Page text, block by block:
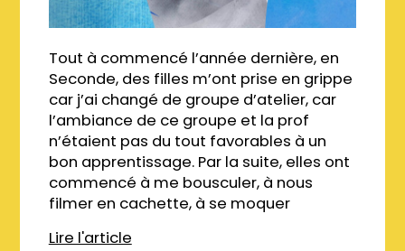
Tout à commencé l’année dernière, en
Seconde, des filles m’ont prise en grippe
car j’ai changé de groupe d’atelier, car
l’ambiance de ce groupe et la prof
n’étaient pas du tout favorables à un
bon apprentissage. Par la suite, elles ont
commencé à me bousculer, à nous
filmer en cachette, à se moquer
Lire l'article